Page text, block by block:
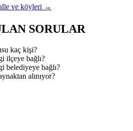
ve köyleri →
SORULAR
kaç kişi?
ilçeye bağlı?
belediyeye bağlı?
alınıyor?